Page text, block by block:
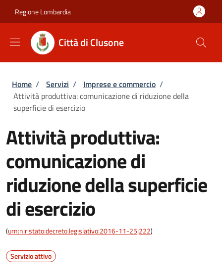
Regione Lombardia
Città di Clusone
Briciole di pane
Home / Servizi / Imprese e commercio /
Attività produttiva: comunicazione di riduzione della
superficie di esercizio
Attività produttiva:
comunicazione di
riduzione della superficie
di esercizio
(urn:nir:stato:decreto.legislativo:2016-11-25;222)
Servizio attivo